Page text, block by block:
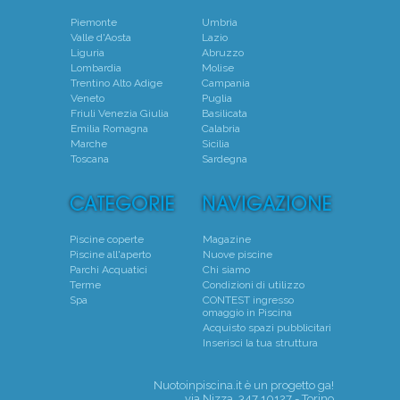
Piemonte
Valle d'Aosta
Liguria
Lombardia
Trentino Alto Adige
Veneto
Friuli Venezia Giulia
Emilia Romagna
Marche
Toscana
Umbria
Lazio
Abruzzo
Molise
Campania
Puglia
Basilicata
Calabria
Sicilia
Sardegna
Piscine coperte
Piscine all'aperto
Parchi Acquatici
Terme
Spa
Magazine
Nuove piscine
Chi siamo
Condizioni di utilizzo
CONTEST ingresso
omaggio in Piscina
Acquisto spazi pubblicitari
Inserisci la tua struttura
Nuotoinpiscina.it è un progetto ga!